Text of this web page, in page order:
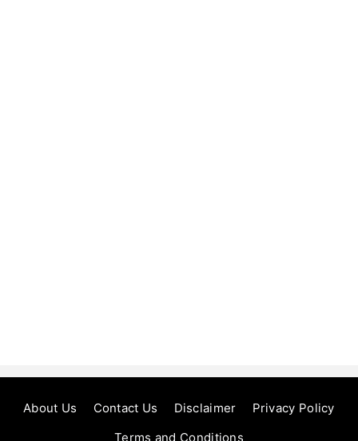
About Us Contact Us Disclaimer
Privacy Policy
Terms and Conditions